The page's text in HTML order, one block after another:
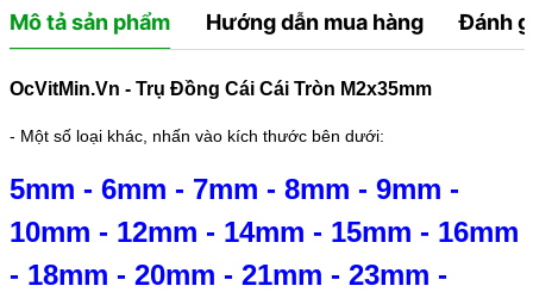
Mô tả sản phẩm Hướng dẫn mua hàng Đánh
OcVitMin.Vn - Trụ Đồng Cái Cái Tròn M2x35mm
- Một số loại khác, nhấn vào kích thước bên dưới:
5mm - 6mm - 7mm - 8mm - 9mm -
10mm - 12mm - 14mm - 15mm - 16mm
- 18mm - 20mm - 21mm - 23mm -